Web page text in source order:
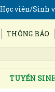
Học viên/Sinh
THÔNG BÁO
TUYỂN